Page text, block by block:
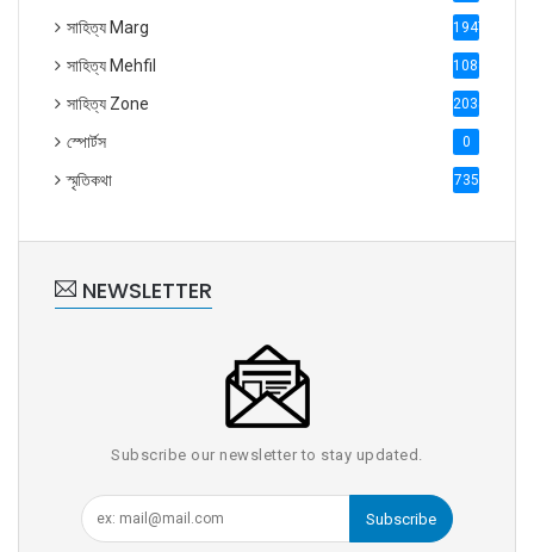
সাহিত্য Marg 1947
সাহিত্য Mehfil 1088
সাহিত্য Zone 2035
স্পোর্টস 0
স্মৃতিকথা 735
NEWSLETTER
Subscribe our newsletter to stay updated.
Subscribe